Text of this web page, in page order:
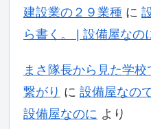
建設業の２９業種 に
ら書く。 | 設備屋なの
まさ隊長から見た学
繋がり に 設備屋なの
設備屋なのに より